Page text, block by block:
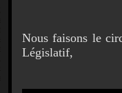
Nous faisons le
Législatif,